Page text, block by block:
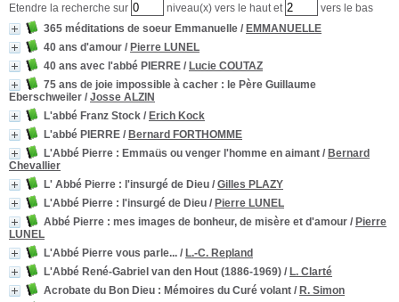
Etendre la recherche sur
niveau(x) vers le haut et
vers le bas
365 méditations de soeur Emmanuelle / EMMANUELLE
40 ans d'amour / Pierre LUNEL
40 ans avec l'abbé PIERRE / Lucie COUTAZ
75 ans de joie impossible à cacher : le Père Guillaume
Eberschweiler / Josse ALZIN
L'abbé Franz Stock / Erich Kock
L'abbé PIERRE / Bernard FORTHOMME
L'Abbé Pierre : Emmaüs ou venger l'homme en aimant / Bernard
Chevallier
L' Abbé Pierre : l'insurgé de Dieu / Gilles PLAZY
L'Abbé Pierre : l'insurgé de Dieu / Pierre LUNEL
Abbé Pierre : mes images de bonheur, de misère et d'amour / Pierre
LUNEL
L'Abbé Pierre vous parle... / L.-C. Repland
L'Abbé René-Gabriel van den Hout (1886-1969) / L. Clarté
Acrobate du Bon Dieu : Mémoires du Curé volant / R. Simon